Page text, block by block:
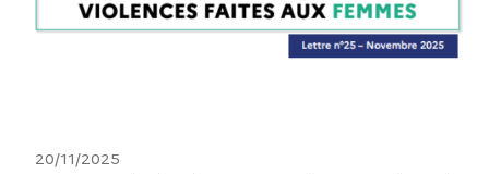
20/11/2025